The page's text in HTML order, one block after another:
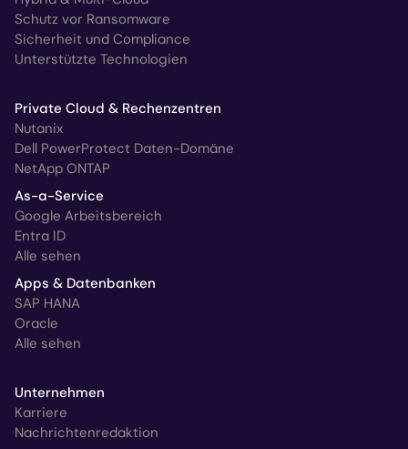
Schutz vor Ransomware
Sicherheit und Compliance
Unterstützte Technologien
Private Cloud & Rechenzentren
Nutanix
Dell PowerProtect Daten-Domäne
NetApp ONTAP
As-a-Service
Google Arbeitsbereich
Entra ID
Alle sehen
Apps & Datenbanken
SAP HANA
Oracle
Alle sehen
Unternehmen
Karriere
Nachrichtenredaktion